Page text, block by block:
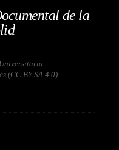
de la
(CC BY-SA 4.0)